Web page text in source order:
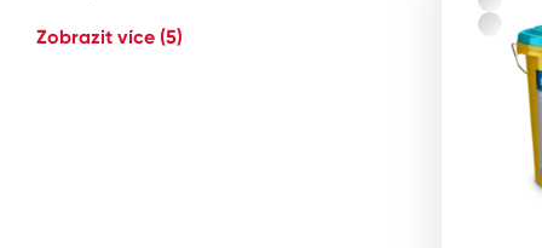
Zobrazit více (5)